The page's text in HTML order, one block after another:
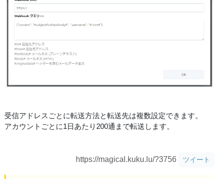
受信アドレスごとに転送方法と転送先は複数設定できます。
アカウントごとに1日あたり200通まで転送します。
https://magical.kuku.lu/?3756 ツイート